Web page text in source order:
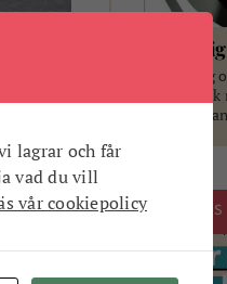
Ett
med
till
Ludwig
ANNONS
lagrar och får
vad du vill
vår cookiepolicy